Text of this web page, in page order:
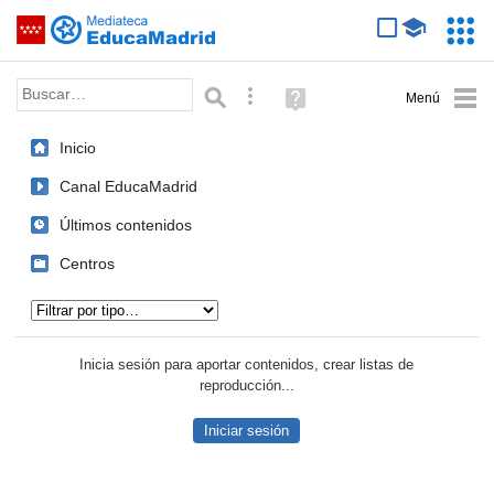
Saltar navegación
Palabra o frase: Búsqueda avanzada
Ayuda
(en
Inicio
Canal EducaMadrid
Últimos contenidos
Centros
Inicia sesión para aportar contenidos, crear listas de
reproducción...
Iniciar sesión